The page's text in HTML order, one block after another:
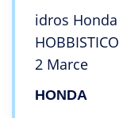
idros Honda
2 Marce
HONDA